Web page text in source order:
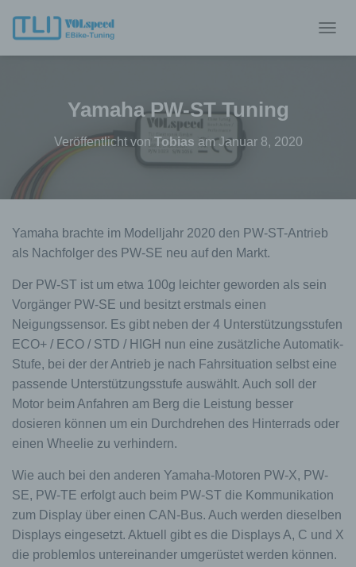
A
C
N
Yamaha PW-ST Tuning
Veröffentlicht von Tobias amJanuar 8, 2020
Yamaha brachte im Modelljahr 2020 den PW-ST-Antrieb
als Nachfolger des PW-SE neu auf den Markt.
Der PW-ST ist um etwa 100g leichter geworden als sein
Vorgänger PW-SE und besitzt erstmals einen
Neigungssensor. Es gibt neben der 4 Unterstützungsstufen
ECO+ / ECO / STD / HIGH nun eine zusätzliche Automatik-
Stufe, bei der der Antrieb je nach Fahrsituation selbst eine
passende Unterstützungsstufe auswählt. Auch soll der
Motor beim Anfahren am Berg die Leistung besser
dosieren können um ein Durchdrehen des Hinterrads oder
einen Wheelie zu verhindern.
Wie auch bei den anderen Yamaha-Motoren PW-X, PW-
SE, PW-TE erfolgt auch beim PW-ST die Kommunikation
zum Display über einen CAN-Bus. Auch werden dieselben
Displays eingesetzt. Aktuell gibt es die Displays A, C und X
die problemlos untereinander umgerüstet werden können.